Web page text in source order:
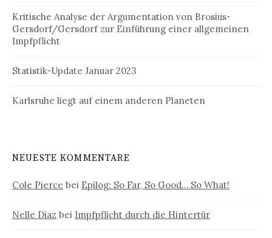
g
a
i
o
Kritische Analyse der Argumentation von Brosius-
Gersdorf/Gersdorf zur Einführung einer allgemeinen
Impfpflicht
Statistik-Update Januar 2023
Karlsruhe liegt auf einem anderen Planeten
NEUESTE KOMMENTARE
Cole Pierce bei Epilog: So Far, So Good… So What!
Nelle Diaz bei Impfpflicht durch die Hintertür